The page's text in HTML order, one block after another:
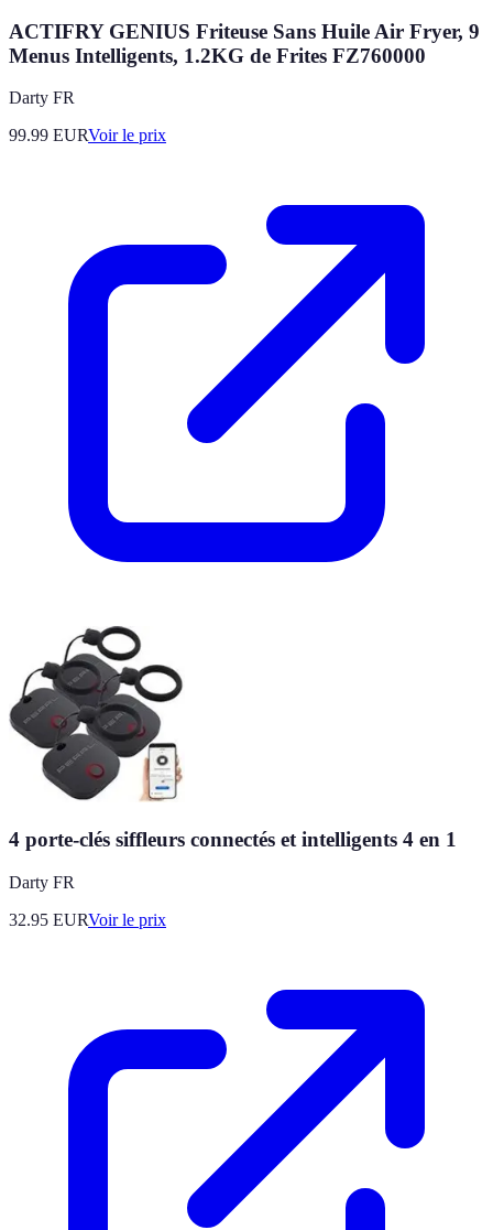
ACTIFRY GENIUS Friteuse Sans Huile Air Fryer, 9
Menus Intelligents, 1.2KG de Frites FZ760000
Darty FR
99.99 EURVoir le prix
4 porte-clés siffleurs connectés et intelligents 4 en 1
Darty FR
32.95 EURVoir le prix